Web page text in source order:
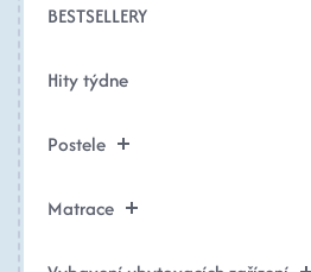
BESTSELLERY
Hity týdne
Postele
Matrace